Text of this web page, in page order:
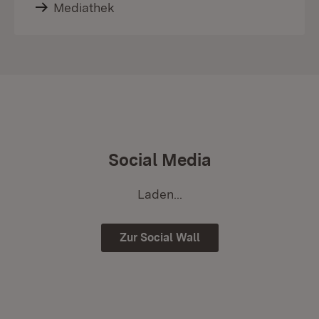
Mediathek
Social Media
Laden...
Zur Social Wall